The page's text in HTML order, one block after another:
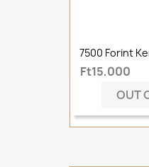
7500 Forint
Ft15,000
OUT